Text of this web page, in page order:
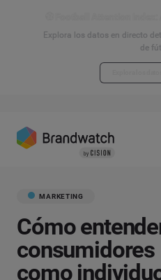
Explora los datos en directo
de
MARKETING
Cómo
consumidores
como